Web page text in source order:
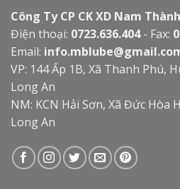
Công Ty CP CK XD Nam
Điện thoại: 0723.636.404- Fax:
Email:
VP: 144 Ấp 1B, Xã Thanh Phú,
Long An
NM: KCN Hải Sơn, Xã Đức Hòa
Long An